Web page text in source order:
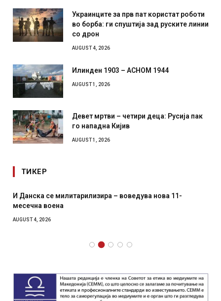
Украинците за прв пат користат роботи
во борба: ги спуштија зад руските линии
со дрон
AUGUST 4, 2026
Илинден 1903 – АСНОМ 1944
AUGUST 1, 2026
Девет мртви – четири деца: Русија пак
го нападна Кијив
AUGUST 1, 2026
ТИКЕР
И Данска се милитарилизира – воведува нова 11-
месечна воена
AUGUST 4, 2026